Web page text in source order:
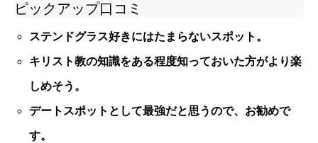
ピックアップ口コミ
ステンドグラス好きにはたまらないスポット。
キリスト教の知識をある程度知っておいた方がより楽
しめそう。
デートスポットとして最強だと思うので、お勧めで
す。